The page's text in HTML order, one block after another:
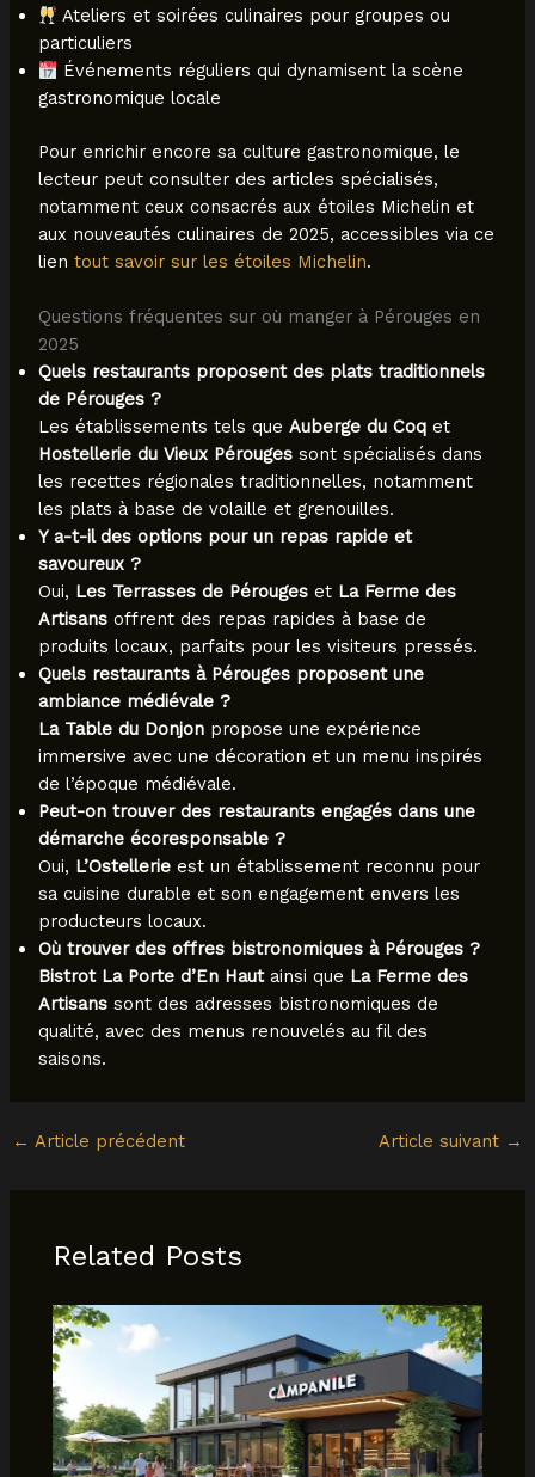
Ateliers et soirées culinaires pour groupes ou
particuliers
Événements réguliers qui dynamisent la scène
gastronomique locale
Pour enrichir encore sa culture gastronomique, le
lecteur peut consulter des articles spécialisés,
notamment ceux consacrés aux étoiles Michelin et
aux nouveautés culinaires de 2025, accessibles via ce
lien tout savoir sur les étoiles Michelin.
Questions fréquentes sur où manger à Pérouges en
2025
Quels restaurants proposent des plats traditionnels
de Pérouges ?
Les établissements tels que Auberge du Coqet
Hostellerie du Vieux Pérougessont spécialisés dans
les recettes régionales traditionnelles, notamment
les plats à base de volaille et grenouilles.
Y a-t-il des options pour un repas rapide et
savoureux ?
Oui, Les Terrasses de Pérougeset La Ferme des
Artisansoffrent des repas rapides à base de
produits locaux, parfaits pour les visiteurs pressés.
Quels restaurants à Pérouges proposent une
ambiance médiévale ?
La Table du Donjonpropose une expérience
immersive avec une décoration et un menu inspirés
de l’époque médiévale.
Peut-on trouver des restaurants engagés dans une
démarche écoresponsable ?
Oui, L’Ostellerieest un établissement reconnu pour
sa cuisine durable et son engagement envers les
producteurs locaux.
Où trouver des offres bistronomiques à Pérouges ?
Bistrot La Porte d’En Hautainsi que La Ferme des
Artisanssont des adresses bistronomiques de
qualité, avec des menus renouvelés au fil des
saisons.
← Article précédent Article suivant →
Related Posts